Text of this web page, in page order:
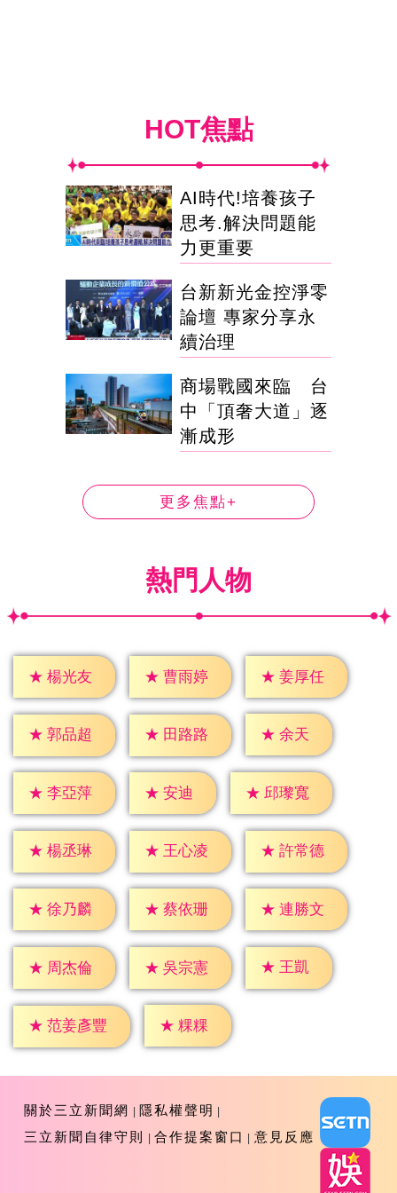
HOT焦點
AI時代!培養孩子
思考.解決問題能
力更重要
台新新光金控淨零
論壇 專家分享永
續治理
商場戰國來臨 台
中「頂奢大道」逐
漸成形
更多焦點+
熱門人物
★ 楊光友 ★ 曹雨婷 ★ 姜厚任
★ 郭品超 ★ 田路路 ★ 余天
★ 李亞萍 ★ 安迪 ★ 邱瓈寬
★ 楊丞琳 ★ 王心凌 ★ 許常德
★ 徐乃麟 ★ 蔡依珊 ★ 連勝文
★ 周杰倫 ★ 吳宗憲 ★ 王凱
★ 范姜彥豐 ★ 粿粿
關於三立新聞網
隱私權聲明
三立新聞自律守則
合作提案窗口 意見反應